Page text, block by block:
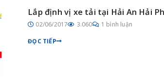
Lắp định vị xe tải tại Hải An Hải
02/06/2017 3.060 1 bình luận
ĐỌC TIẾP